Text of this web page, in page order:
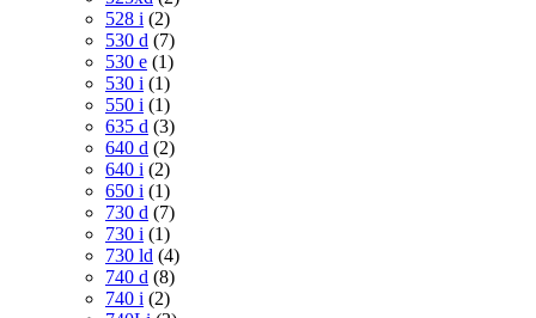
528 i (2)
530 d (7)
530 e (1)
530 i (1)
550 i (1)
635 d (3)
640 d (2)
640 i (2)
650 i (1)
730 d (7)
730 i (1)
730 ld (4)
740 d (8)
740 i (2)